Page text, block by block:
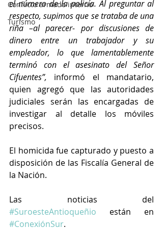
Conflicto armado interno
Turismo
el número de la policía. Al preguntar al
respecto, supimos que se trataba de una
riña –al parecer- por discusiones de
dinero entre un trabajador y su
empleador, lo que lamentablemente
terminó con el asesinato del Señor
Cifuentes”, informó el mandatario,
quien agregó que las autoridades
judiciales serán las encargadas de
investigar al detalle los móviles
precisos.
El homicida fue capturado y puesto a
disposición de las Fiscalía General de
la Nación.
#SuroesteAntioqueñio
#ConexiónSur.